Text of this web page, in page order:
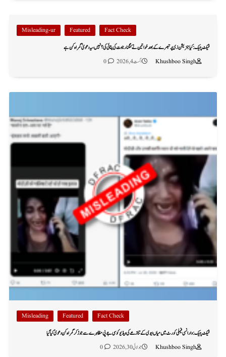
Fact Check
Featured
Misleading-ur
فیکٹ چیک: کیا جنریشن زی پر تبصرے کے بعد خواتین نے کنگنا رناوت کی پٹائی کی؟ نہیں، یہ دعویٰ گمراہ کن ہے
Khushboo Singh
اگست 4, 2026 0
Fact Check
Featured
Misleading
فیکٹ چیک: وارانسی فیملی کورٹ میں میاں بیوی کے تنازعے کی ویڈیو کو سی جے پی مظاہرے سے جوڑ کر گمراہ کن دعویٰ کیا گیا
Khushboo Singh
جولائی 30, 2026 0